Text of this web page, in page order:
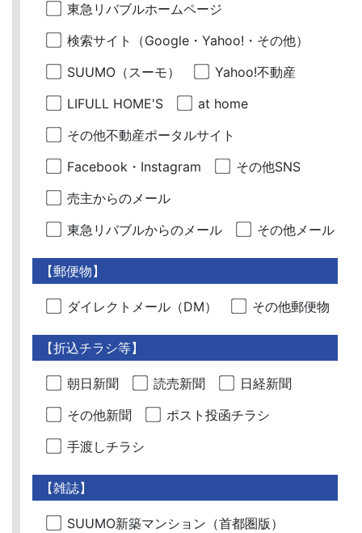
東急リバブルホームページ
検索サイト（Google・Yahoo!・その他）
SUUMO（スーモ）
Yahoo!不動産
LIFULL HOME'S
at home
その他不動産ポータルサイト
Facebook・Instagram
その他SNS
売主からのメール
東急リバブルからのメール
その他メール
【郵便物】
ダイレクトメール（DM） その他郵便物
【折込チラシ等】
朝日新聞 読売新聞
日経新聞
その他新聞
ポスト投函チラシ
手渡しチラシ
【雑誌】
SUUMO新築マンション（首都圏版）